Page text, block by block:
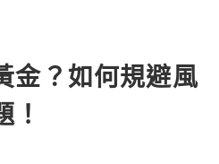
金？如何規避風